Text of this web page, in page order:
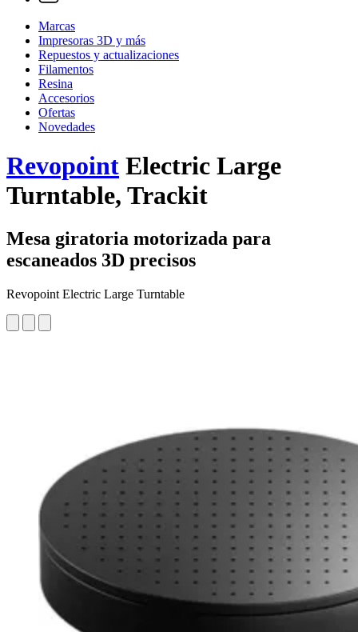
Marcas
Impresoras 3D y más
Repuestos y actualizaciones
Filamentos
Resina
Accesorios
Ofertas
Novedades
Revopoint Electric Large
Turntable, Trackit
Mesa giratoria motorizada para
escaneados 3D precisos
Revopoint Electric Large Turntable